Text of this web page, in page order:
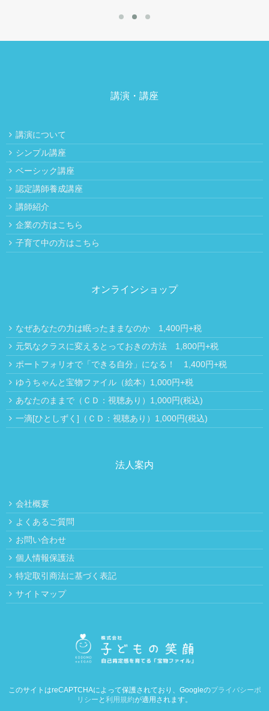
講演・講座
講演について
シンプル講座
ベーシック講座
認定講師養成講座
講師紹介
企業の方はこちら
子育て中の方はこちら
オンラインショップ
なぜあなたの力は眠ったままなのか 1,400円+税
元気なクラスに変えるとっておきの方法 1,800円+税
ポートフォリオで「できる自分」になる！ 1,400円+税
ゆうちゃんと宝物ファイル（絵本）1,000円+税
あなたのままで（ＣＤ：視聴あり）1,000円(税込)
一滴[ひとしずく]（ＣＤ：視聴あり）1,000円(税込)
法人案内
会社概要
よくあるご質問
お問い合わせ
個人情報保護法
特定取引商法に基づく表記
サイトマップ
このサイトはreCAPTCHAによって保護されており、Googleのプライバシーポ
リシー と 利用規約が適用されます。